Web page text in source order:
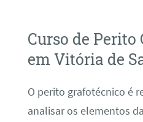
Curso de
em Vitória de
O perito grafotécnico é
analisar os elementos